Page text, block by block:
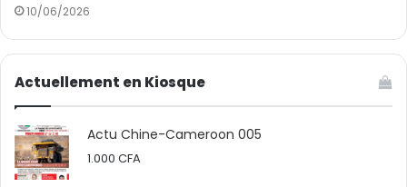
10/06/2026
Actuellement en Kiosque
Actu Chine-Cameroon 005
1.000 CFA